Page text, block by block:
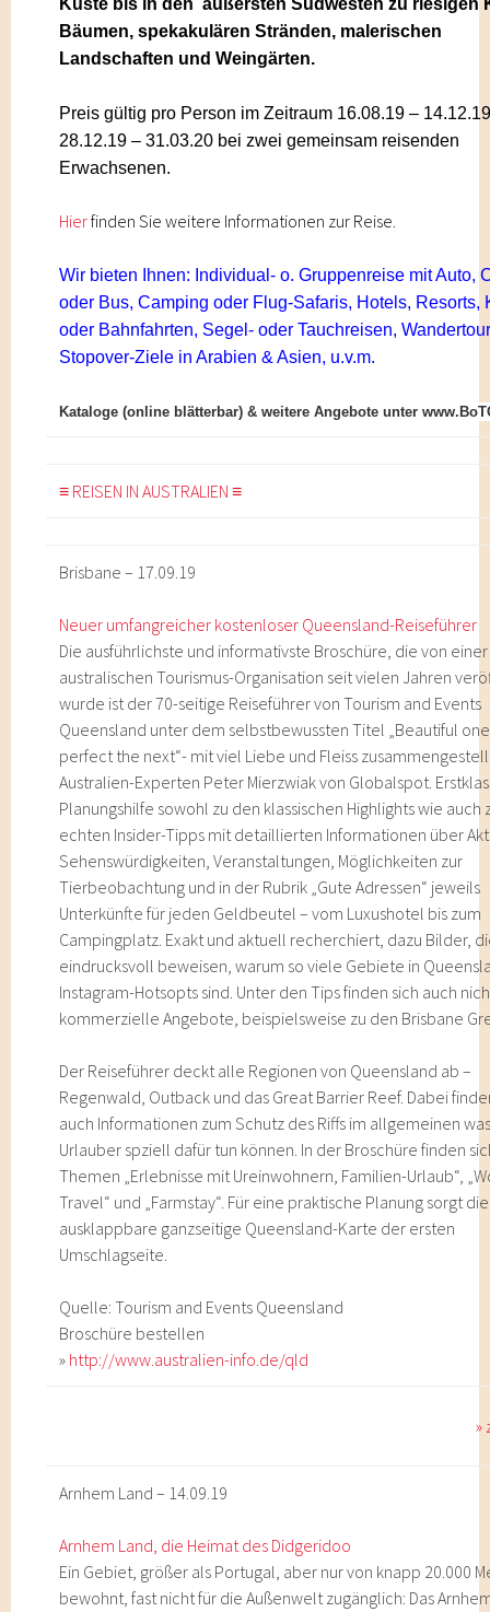
Küste bis in den äußersten Südwesten zu riesigen
Bäumen, spekakulären Stränden, malerischen
Landschaften und Weingärten.
Preis gültig pro Person im Zeitraum 16.08.19 –
28.12.19 – 31.03.20 bei zwei gemeinsam reisenden
Erwachsenen.
Hierfinden Sie weitere Informationen zur Reise.
Wir bieten Ihnen: Individual- o. Gruppenreise mit Auto,
oder Bus, Camping oder Flug-Safaris, Hotels, Resorts,
oder Bahnfahrten, Segel- oder Tauchreisen,
Stopover-Ziele in Arabien & Asien, u.v.m.
Kataloge (online blätterbar) & weitere Angebote unter
≡ REISEN IN AUSTRALIEN ≡
Brisbane – 17.09.19
Neuer umfangreicher kostenloser Queensland-Reiseführer
Die ausführlichste und informativste Broschüre, die von einer
australischen Tourismus-Organisation seit vielen Jahren
wurde ist der 70-seitige Reiseführer von Tourism and Events
Queensland unter dem selbstbewussten Titel „Beautiful
perfect the next“- mit viel Liebe und Fleiss
Australien-Experten Peter Mierzwiak von Globalspot.
Planungshilfe sowohl zu den klassischen Highlights wie auch
echten Insider-Tipps mit detaillierten Informationen über
Sehenswürdigkeiten, Veranstaltungen, Möglichkeiten zur
Tierbeobachtung und in der Rubrik „Gute Adressen“ jeweils
Unterkünfte für jeden Geldbeutel – vom Luxushotel bis zum
Campingplatz. Exakt und aktuell recherchiert, dazu Bilder,
eindrucksvoll beweisen, warum so viele Gebiete in
Instagram-Hotsopts sind. Unter den Tips finden sich auch
kommerzielle Angebote, beispielsweise zu den Brisbane
Der Reiseführer deckt alle Regionen von Queensland ab –
Regenwald, Outback und das Great Barrier Reef. Dabei
auch Informationen zum Schutz des Riffs im allgemeinen
Urlauber spziell dafür tun können. In der Broschüre finden
Themen „Erlebnisse mit Ureinwohnern, Familien-Urlaub“,
Travel“ und „Farmstay“. Für eine praktische Planung sorgt die
ausklappbare ganzseitige Queensland-Karte der ersten
Umschlagseite.
Quelle: Tourism and Events Queensland
Broschüre bestellen
» http://www.australien-info.de/qld
»
Arnhem Land – 14.09.19
Arnhem Land, die Heimat des Didgeridoo
Ein Gebiet, größer als Portugal, aber nur von knapp 20.000
bewohnt, fast nicht für die Außenwelt zugänglich: Das